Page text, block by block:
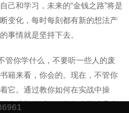
己和学习，未来的“金钱之路”将是
变化，每时每刻都有新的想法产
事情就是坚持下去。
管你学什么，不要听一些人的废
籍来看，你会的。现在，不管你
它。通过教你如何在实战中操
太擅长的时候，你怎么能读几本